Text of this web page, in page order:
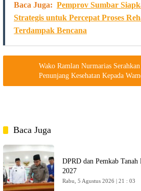
Baca Juga: Pemprov Sumbar
Strategis untuk Percepat Proses
Terdampak Bencana
Wako Ramlan Nurmarias
Penunjang Kesehatan Kepada
Baca Juga
DPRD dan Pemkab
2027
Rabu, 5 Agustus 2026 | 21 : 03